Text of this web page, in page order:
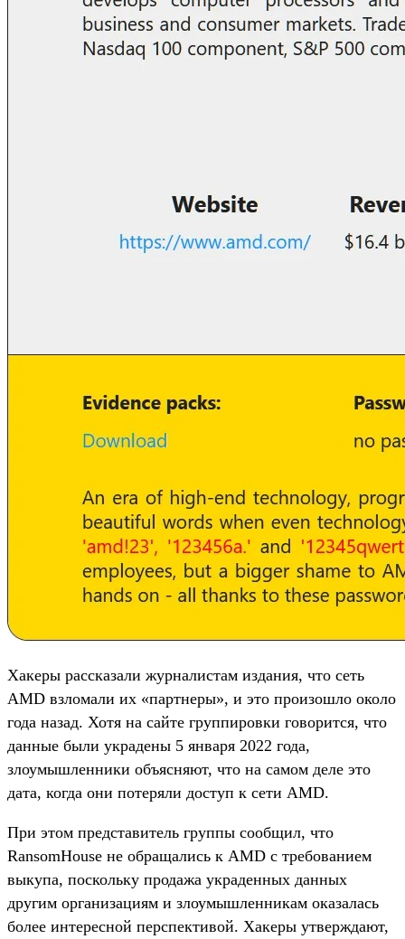
Хакеры рассказали журналистам издания, что сеть
AMD взломали их «партнеры», и это произошло около
года назад. Хотя на сайте группировки говорится, что
данные были украдены 5 января 2022 года,
злоумышленники объясняют, что на самом деле это
дата, когда они потеряли доступ к сети AMD.
При этом представитель группы сообщил, что
RansomHouse не обращались к AMD с требованием
выкупа, поскольку продажа украденных данных
другим организациям и злоумышленникам оказалась
более интересной перспективой. Хакеры утверждают,